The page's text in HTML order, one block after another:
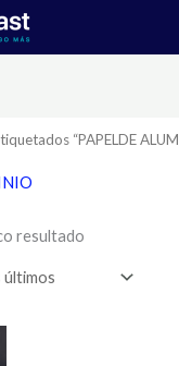
“PAPELDE
resultado